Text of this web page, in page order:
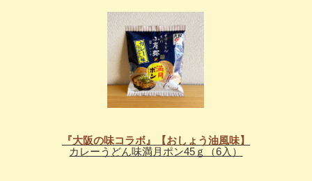
『大阪の味コラボ』【おしょう油風味】
カレーうどん味満月ポン45ｇ（6入）